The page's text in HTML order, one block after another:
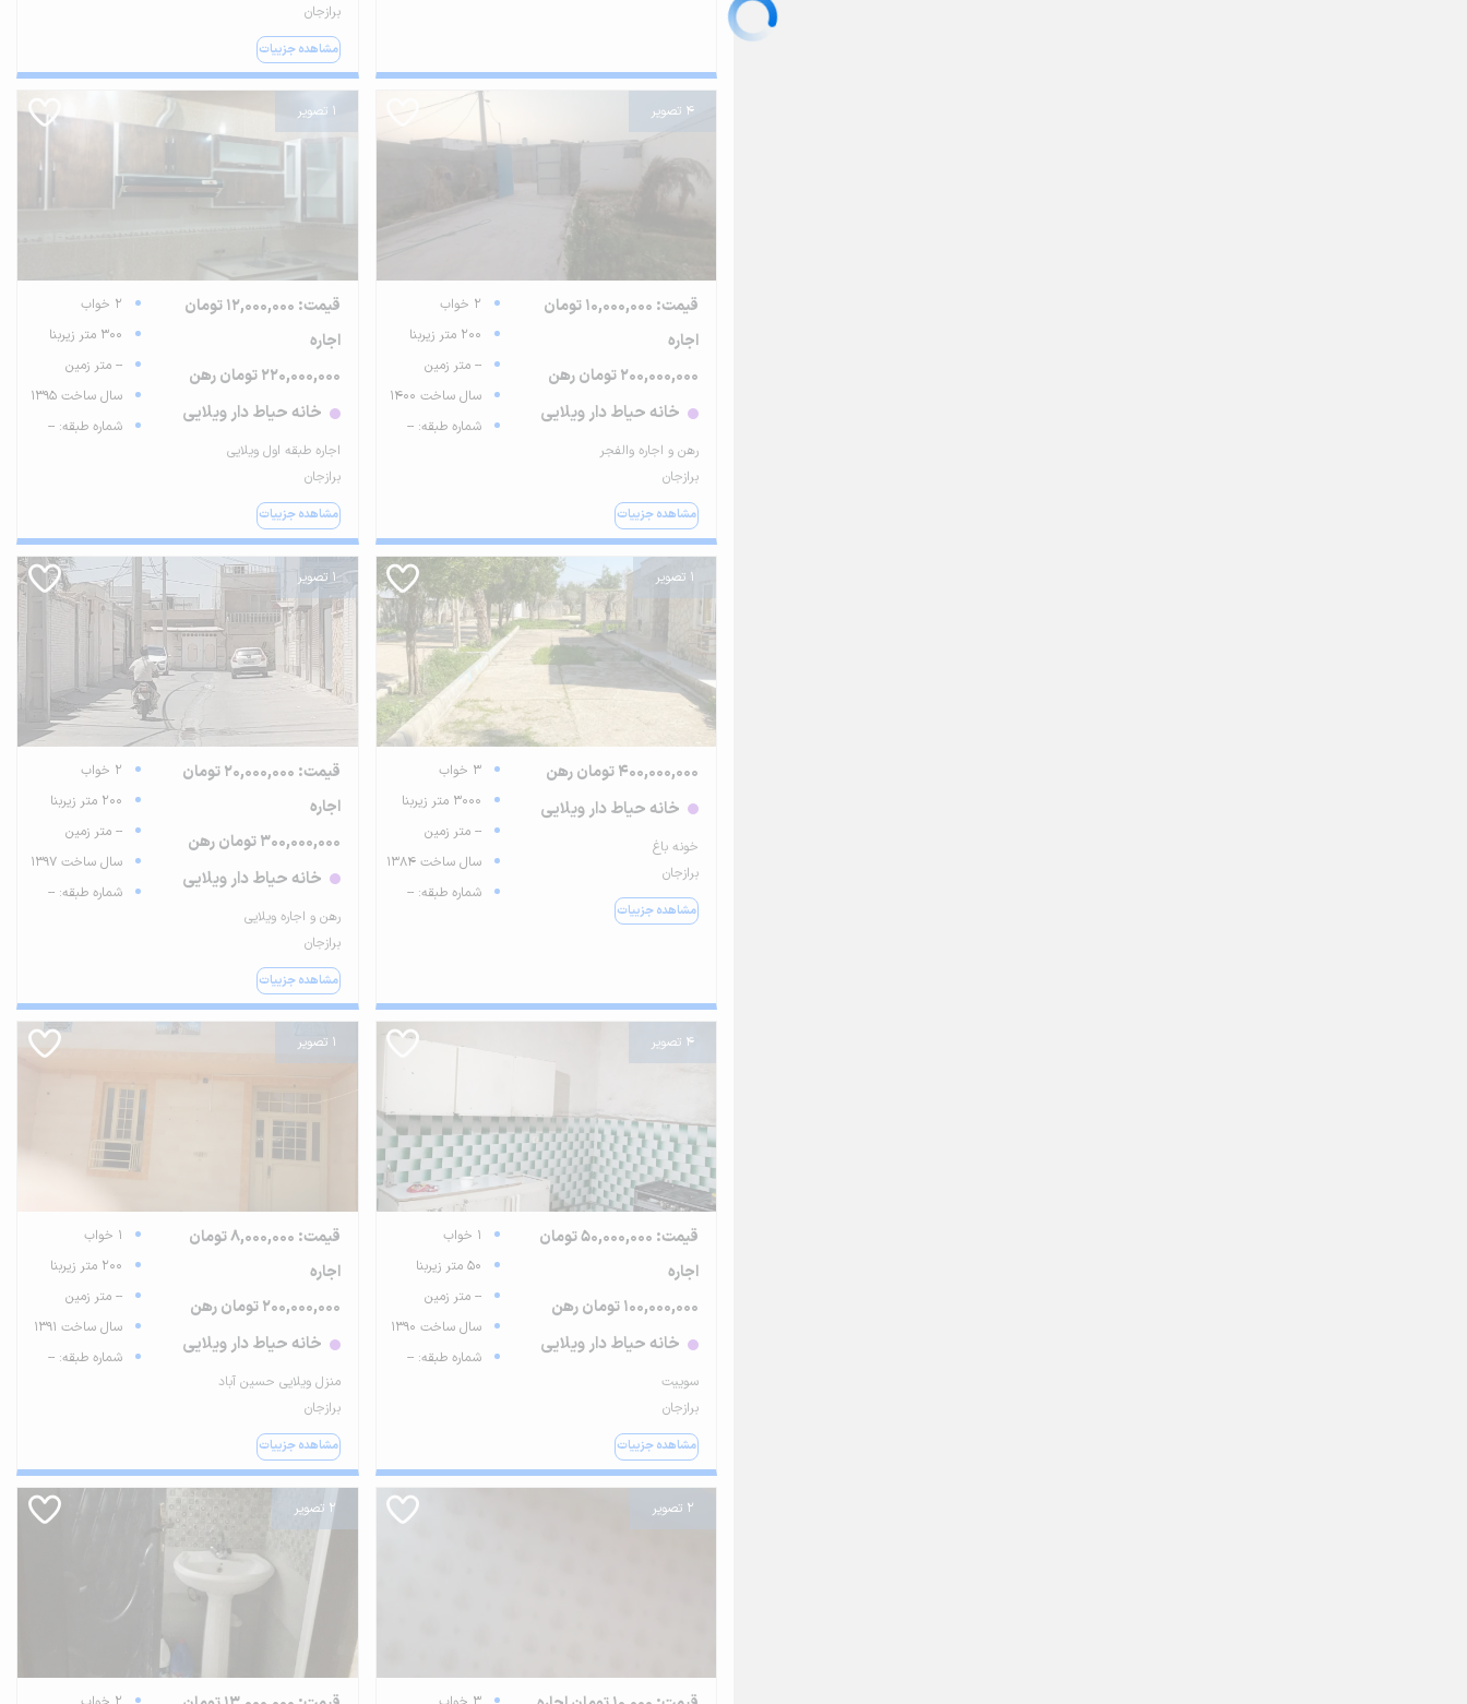
برازجان
مشاهده جزییات
4 تصویر
قیمت: 10,000,000 تومان
اجاره
200,000,000 تومان رهن
خانه حیاط دار ویلایی
رهن و اجاره والفجر
برازجان
مشاهده جزییات
2 خواب
200 متر زیربنا
-- متر زمین
سال ساخت 1400
شماره طبقه: --
1 تصویر
قیمت: 12,000,000 تومان
اجاره
220,000,000 تومان رهن
خانه حیاط دار ویلایی
اجاره طبقه اول ویلایی
برازجان
مشاهده جزییات
2 خواب
300 متر زیربنا
-- متر زمین
سال ساخت 1395
شماره طبقه: --
1 تصویر
400,000,000 تومان رهن
خانه حیاط دار ویلایی
خونه باغ
برازجان
مشاهده جزییات
3 خواب
3000 متر زیربنا
-- متر زمین
سال ساخت 1384
شماره طبقه: --
1 تصویر
قیمت: 20,000,000 تومان
اجاره
300,000,000 تومان رهن
خانه حیاط دار ویلایی
رهن و اجاره ویلایی
برازجان
مشاهده جزییات
2 خواب
200 متر زیربنا
-- متر زمین
سال ساخت 1397
شماره طبقه: --
4 تصویر
قیمت: 50,000,000 تومان
اجاره
100,000,000 تومان رهن
خانه حیاط دار ویلایی
سوییت
برازجان
مشاهده جزییات
1 خواب
50 متر زیربنا
-- متر زمین
سال ساخت 1390
شماره طبقه: --
1 تصویر
قیمت: 8,000,000 تومان
اجاره
200,000,000 تومان رهن
خانه حیاط دار ویلایی
منزل ویلایی حسین آباد
برازجان
مشاهده جزییات
1 خواب
200 متر زیربنا
-- متر زمین
سال ساخت 1391
شماره طبقه: --
2 تصویر 2 تصویر